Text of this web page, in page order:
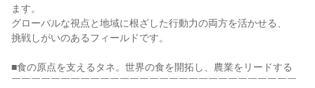
ます。
グローバルな視点と地域に根ざした行動力の両方を活かせる、
挑戦しがいのあるフィールドです。
■食の原点を支えるタネ。世界の食を開拓し、農業をリードする
￣￣￣￣￣￣￣￣￣￣￣￣￣￣￣￣￣￣￣￣￣￣￣￣￣￣￣￣￣